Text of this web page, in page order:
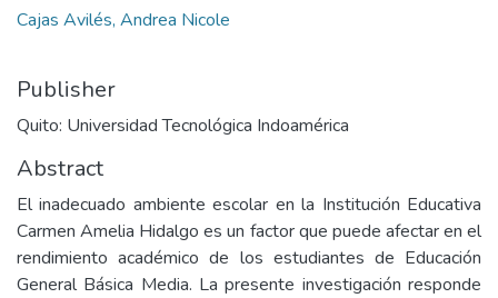
Cajas Avilés, Andrea Nicole
Publisher
Quito: Universidad Tecnológica Indoamérica
Abstract
El inadecuado ambiente escolar en la Institución Educativa
Carmen Amelia Hidalgo es un factor que puede afectar en el
rendimiento académico de los estudiantes de Educación
General Básica Media. La presente investigación responde